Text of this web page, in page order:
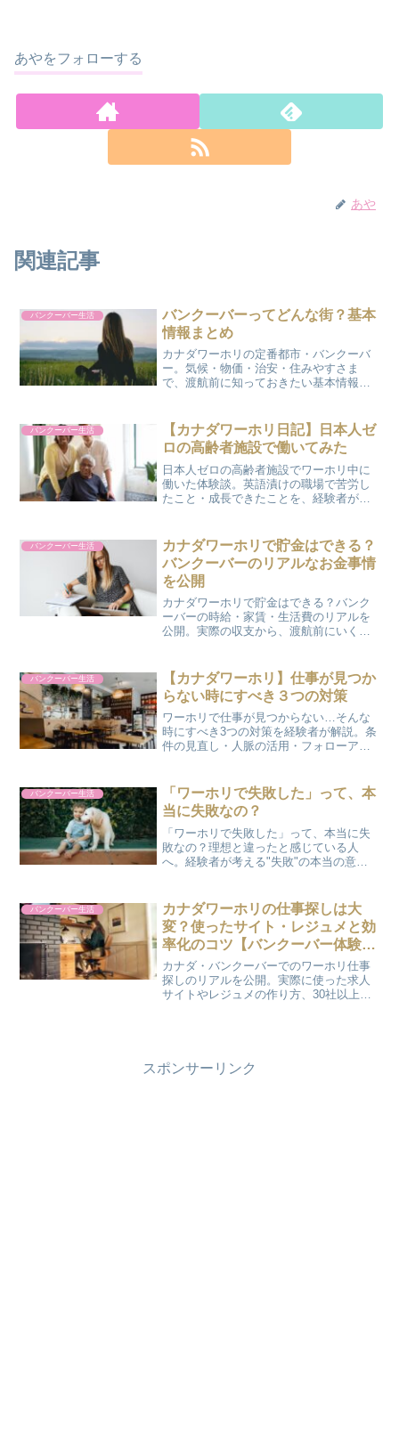
あやをフォローする
あや
関連記事
バンクーバー生活
バンクーバーってどんな街？基本
情報まとめ
カナダワーホリの定番都市・バンクーバ
ー。気候・物価・治安・住みやすさま
で、渡航前に知っておきたい基本情報を
バンクーバー生活
【カナダワーホリ日記】日本人ゼ
ロの高齢者施設で働いてみた
日本人ゼロの高齢者施設でワーホリ中に
働いた体験談。英語漬けの職場で苦労し
たこと・成長できたことを、経験者がリ
バンクーバー生活
カナダワーホリで貯金はできる？
バンクーバーのリアルなお金事情
を公開
カナダワーホリで貯金はできる？バンク
ーバーの時給・家賃・生活費のリアルを
公開。実際の収支から、渡航前にいくら
バンクーバー生活
【カナダワーホリ】仕事が見つか
らない時にすべき３つの対策
ワーホリで仕事が見つからない…そんな
時にすべき3つの対策を経験者が解説。条
件の見直し・人脈の活用・フォローアッ
バンクーバー生活
「ワーホリで失敗した」って、本
当に失敗なの？
「ワーホリで失敗した」って、本当に失
敗なの？理想と違ったと感じている人
へ。経験者が考える"失敗"の本当の意味
バンクーバー生活
カナダワーホリの仕事探しは大
変？使ったサイト・レジュメと効
率化のコツ【バンクーバー体験
談】
カナダ・バンクーバーでのワーホリ仕事
探しのリアルを公開。実際に使った求人
サイトやレジュメの作り方、30社以上応
スポンサーリンク